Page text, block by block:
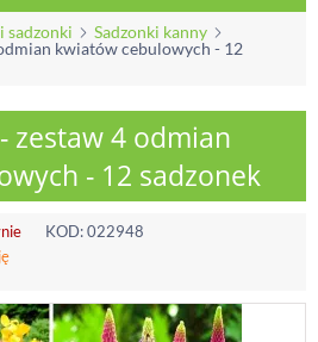
sadzonki
Sadzonki kanny
kwiatów cebulowych - 12
zestaw 4 odmian
- 12 sadzonek
KOD:022948